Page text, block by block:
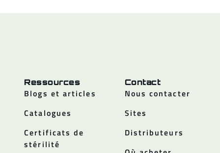
Ressources
Blogs et articles
Catalogues
Certificats de
stérilité
Contact
Nous contacter
Sites
Distributeurs